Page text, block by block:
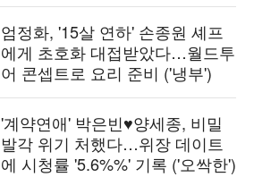
엄정화, '15살 연하' 손종원 셰프
에게 초호화 대접받았다…월드투
어 콘셉트로 요리 준비 ('냉부')
'계약연애' 박은빈♥양세종, 비밀
발각 위기 처했다…위장 데이트
에 시청률 '5.6%%' 기록 ('오싹한')